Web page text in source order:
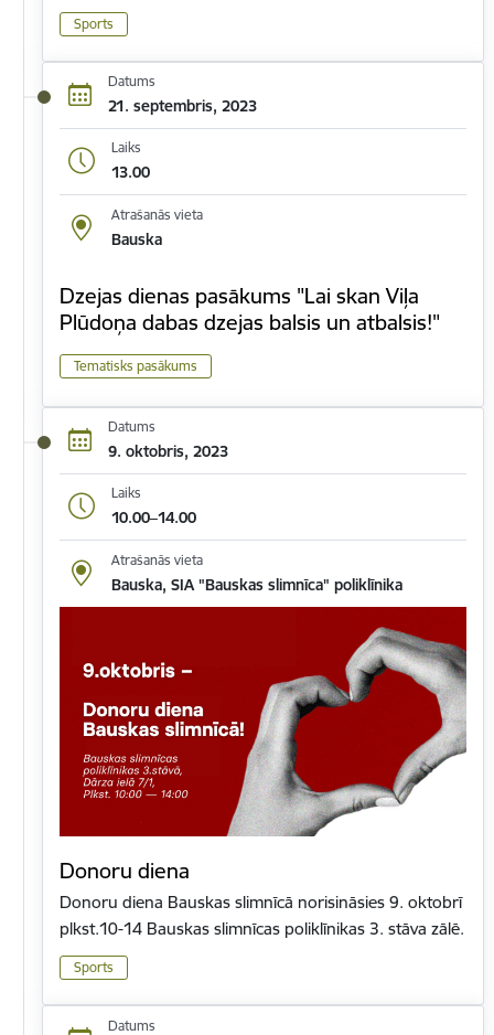
Sports
Datums
21. septembris, 2023
Laiks
13.00
Atrašanās vieta
Bauska
Dzejas dienas pasākums "Lai skan Viļa
Plūdoņa dabas dzejas balsis un atbalsis!"
Tematisks pasākums
Datums
9. oktobris, 2023
Laiks
10.00–14.00
Atrašanās vieta
Bauska, SIA "Bauskas slimnīca" poliklīnika
Donoru diena
Donoru diena Bauskas slimnīcā norisināsies 9. oktobrī
plkst.10-14 Bauskas slimnīcas poliklīnikas 3. stāva zālē.
Sports
Datums